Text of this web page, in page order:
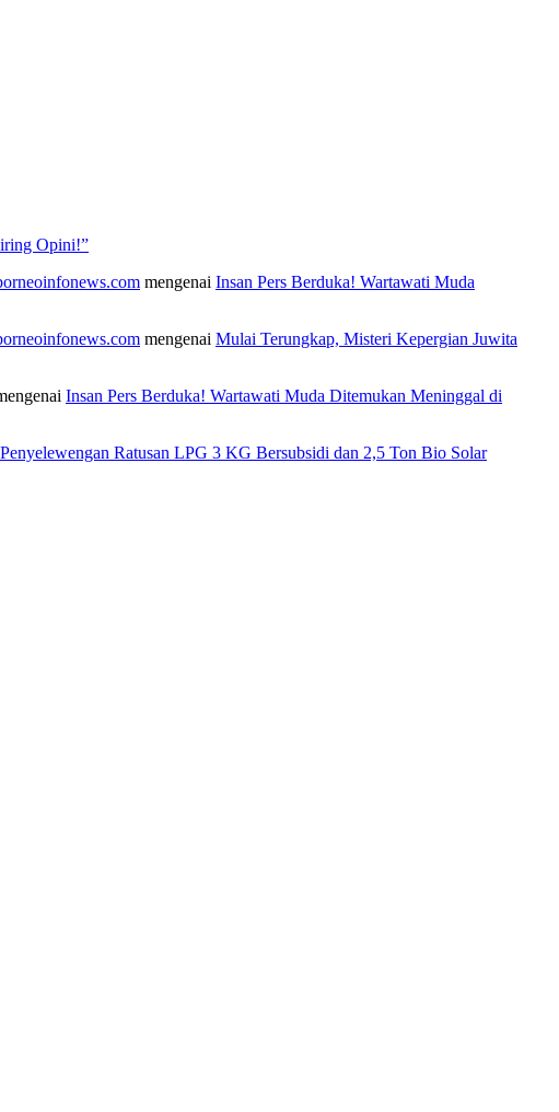
Opini!”
mengenai Insan Pers Berduka! Wartawati Muda
mengenai Mulai Terungkap, Misteri Kepergian Juwita
Insan Pers Berduka! Wartawati Muda Ditemukan Meninggal di
Ratusan LPG 3 KG Bersubsidi dan 2,5 Ton Bio Solar